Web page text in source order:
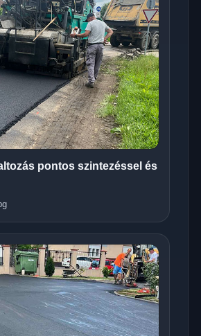
pontos szintezéssel és